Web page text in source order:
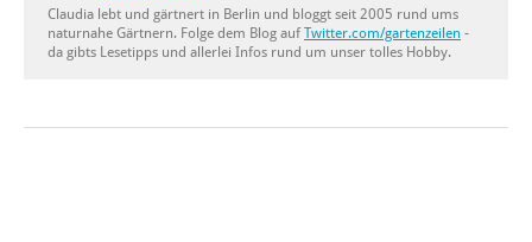
Claudia lebt und gärtnert in Berlin und bloggt seit 2005 rund ums
naturnahe Gärtnern. Folge dem Blog aufTwitter.com/gartenzeilen -
da gibts Lesetipps und allerlei Infos rund um unser tolles Hobby.